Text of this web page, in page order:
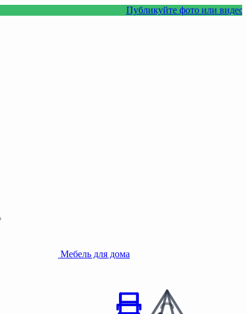
Публикуйте фото или видео с нашими
Мебель для дома